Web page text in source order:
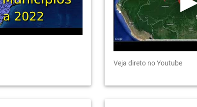
Veja direto no Youtube